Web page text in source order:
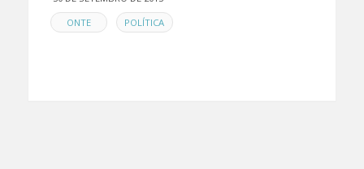
EN
ONTE , POLÍTICA